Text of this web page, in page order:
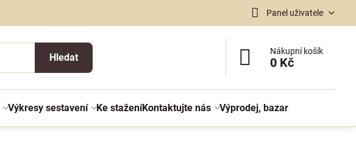
Panel uživatele
Hledat
Nákupní košík
0 Kč
Výkresy sestavení Ke staženíKontaktujte nás Výprodej, bazar